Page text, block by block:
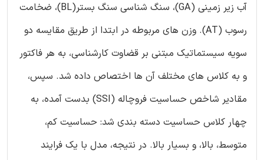
آب زیر زمینی (GA)، سنگ شناسی سنگ بستر(BL)، ضخامت
رسوب (AT). وزن های مربوطه در ابتدا از طریق مقایسه دو
سویه سیستماتیک مبتنی بر قضاوت کارشناسی، به هر فاکتور
و به کلاس های مختلف آن ها اختصاص داده شد. سپس،
مقادیر شاخص حساسیت فروچاله (SSI) بدست آمده، به
چهار کلاس حساسیت دسته بندی شد: حساسیت کم،
متوسط، بالا، و بسیار بالا. در نتیجه، مدل با یک فرایند